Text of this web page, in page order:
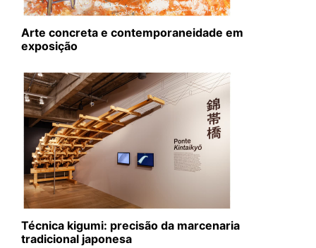
Arte concreta e contemporaneidade em
exposição
Técnica kigumi: precisão da marcenaria
tradicional japonesa